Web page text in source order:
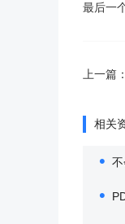
最后一
上一篇：
相关